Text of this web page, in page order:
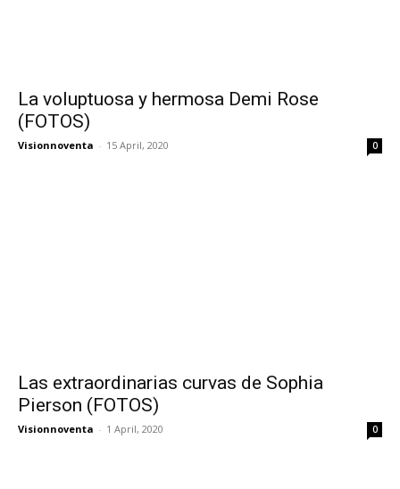
La voluptuosa y hermosa Demi Rose
(FOTOS)
Visionnoventa - 15 April, 2020 0
Las extraordinarias curvas de Sophia
Pierson (FOTOS)
Visionnoventa - 1 April, 2020 0